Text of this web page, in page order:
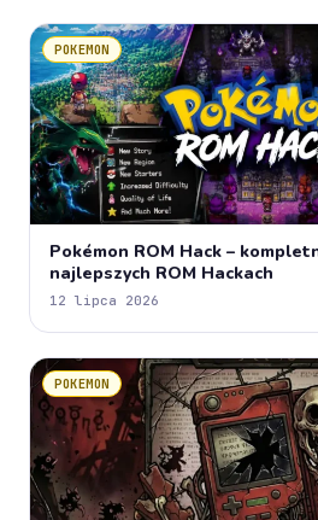
POKEMON
Pokémon ROM Hack –
najlepszych ROM Hackach
12 lipca 2026
POKEMON